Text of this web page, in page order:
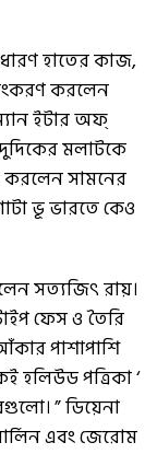
হাতের কাজ,
করলেন
ইটার অফ্
মলাটকে
সামনের
ভূ ভারতে কেও
সত্যজিৎ রায়।
ফেস ও তৈরি
পাশাপাশি
হলিউড পত্রিকা ‘
” ডিয়েনা
এবং জেরোম